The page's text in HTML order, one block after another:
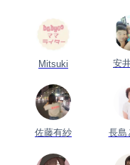
Mitsuki 安
佐藤有紗 長島